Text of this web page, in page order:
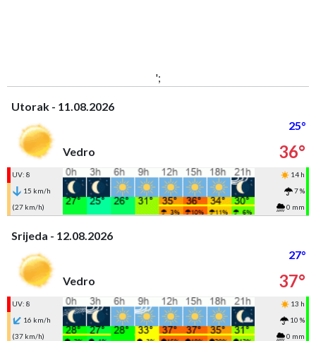
';
Utorak - 11.08.2026
25°
Vedro
36°
UV: 8
14 h
15 km/h
7 %
(27 km/h)
0 mm
Srijeda - 12.08.2026
27°
Vedro
37°
UV: 8
13 h
16 km/h
10 %
(37 km/h)
0 mm